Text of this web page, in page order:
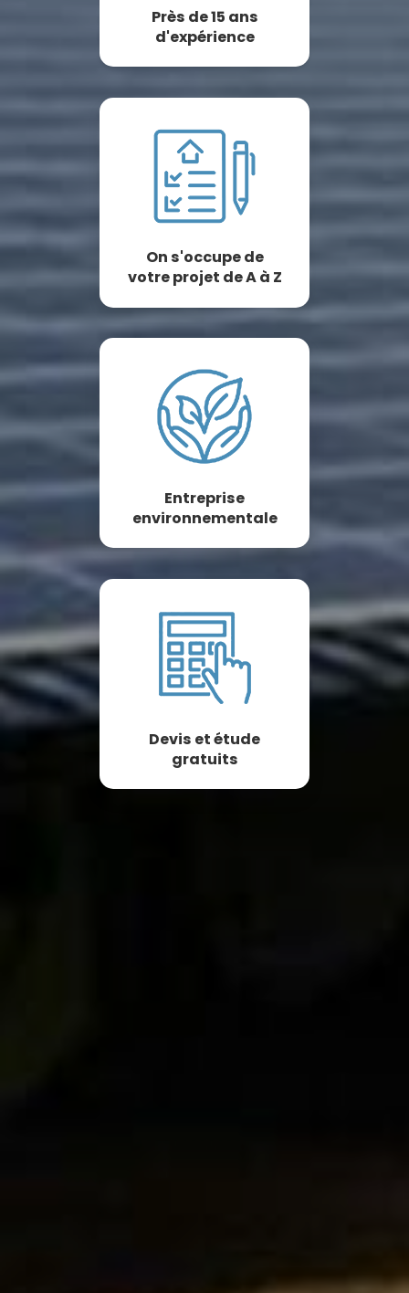
Près de 15 ans
d'expérience
On s'occupe de
votre projet de A à Z
Entreprise
environnementale
Devis et étude
gratuits